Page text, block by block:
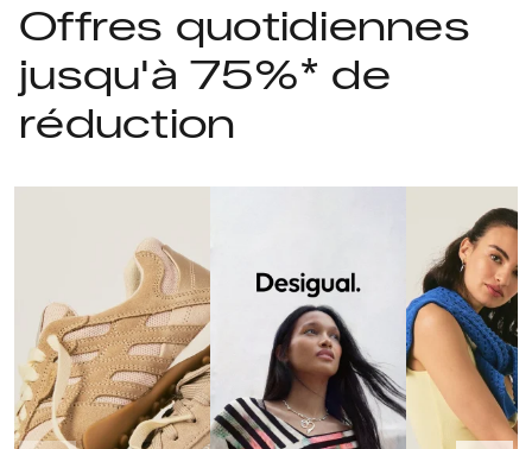
Offres quotidiennes
jusqu'à 75%* de
réduction